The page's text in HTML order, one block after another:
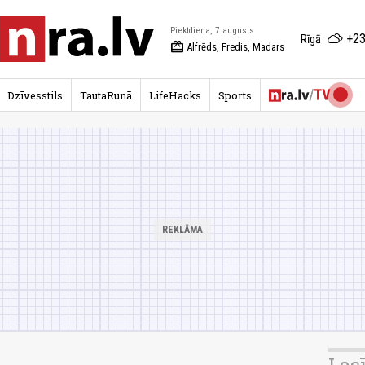
Piektdiena, 7.augusts
redeem Alfrēds, Fredis, Madars
Rīgā
Dzīvesstils TautaRunā LifeHacks Sports